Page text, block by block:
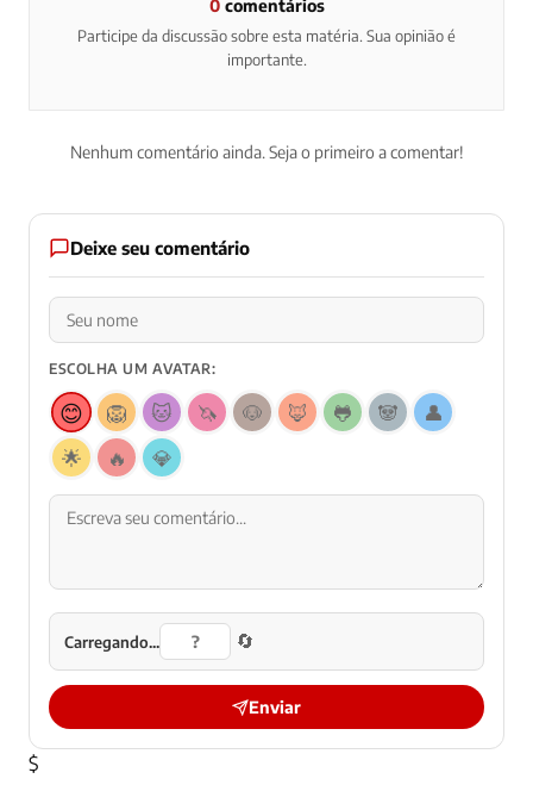
0comentários
Participe da discussão sobre esta matéria. Sua opinião é
importante.
Nenhum comentário ainda. Seja o primeiro a comentar!
Deixe seu comentário
ESCOLHA UM AVATAR:
😊 🦁 🐱 🦄 🐶 🦊 🐸 🐼
👤
🌟
🔥 💎
Carregando... 🔄
Enviar
$